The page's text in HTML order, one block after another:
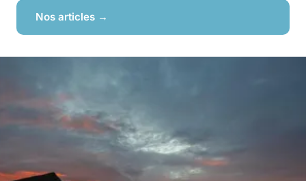
Nos articles →